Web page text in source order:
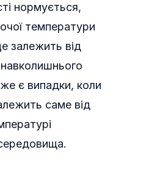
нормується,
температури
залежить від
є випадки, коли
саме від